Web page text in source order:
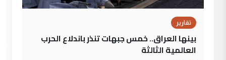
تقارير
بينها العراق.. خمس جبهات تنذر باندلاع الحرب
العالمية الثالثة